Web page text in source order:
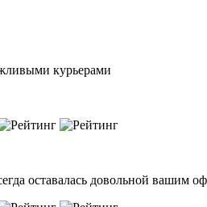
курьерами
оставалась довольной вашим